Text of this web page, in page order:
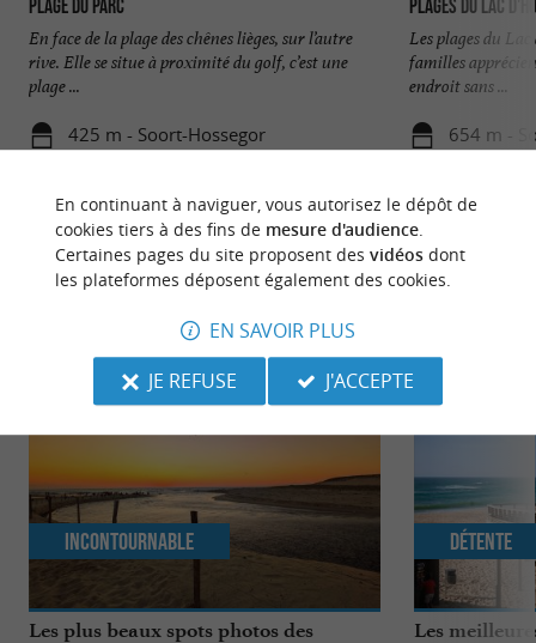
Plage du Parc
En face de la plage des chênes lièges, sur l’autre
rive. Elle se situe à proximité du golf, c’est une
plage ...
425 m - Soort-Hossegor
Plages du Lac
Les plages du
familles
endroit sans ...
654 m -
NOUS AVONS TESTÉPOUR VOUS
Les plus beaux spots photos des
Incontournable
Les
Détente
En continuant à naviguer, vous autorisez le dépôt de
cookies tiers à des fins de mesure d'audience.
Certaines pages du site proposent des vidéosdont
les plateformes déposent également des cookies.
EN SAVOIR PLUS
JE REFUSE
J'ACCEPTE